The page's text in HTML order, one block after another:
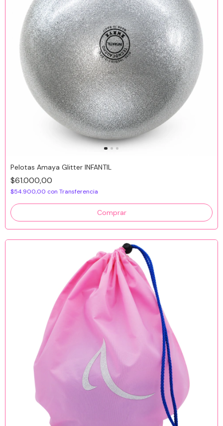
Pelotas Amaya Glitter INFANTIL
$61.000,00
$54.900,00 con Transferencia
Comprar